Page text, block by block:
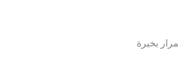
بخبرة